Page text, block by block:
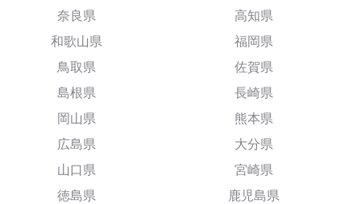
奈良県
和歌山県
鳥取県
島根県
岡山県
広島県
山口県
徳島県
高知県
福岡県
佐賀県
長崎県
熊本県
大分県
宮崎県
鹿児島県